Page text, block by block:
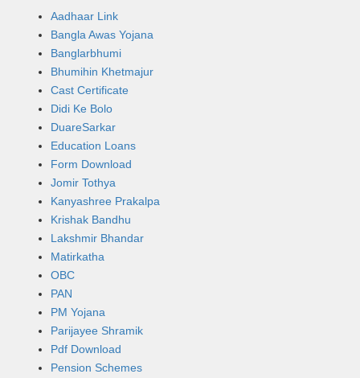
Aadhaar Link
Bangla Awas Yojana
Banglarbhumi
Bhumihin Khetmajur
Cast Certificate
Didi Ke Bolo
DuareSarkar
Education Loans
Form Download
Jomir Tothya
Kanyashree Prakalpa
Krishak Bandhu
Lakshmir Bhandar
Matirkatha
OBC
PAN
PM Yojana
Parijayee Shramik
Pdf Download
Pension Schemes